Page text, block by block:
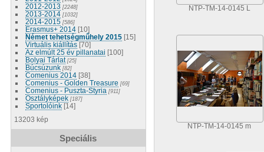
2012-2013 [2248]
2013-2014 [1032]
2014-2015 [586]
Erasmus+ 2014 [10]
Német tehetségműhely 2015 [15]
Virtuális kiállítás [70]
Az elmúlt 25 év pillanatai [100]
Bolyai Tárlat [25]
Búcsúzunk [82]
Comenius 2014 [38]
Comenius - Golden Treasure [69]
Comenius - Puszta-Styria [911]
Osztályképek [187]
Sportolóink [14]
13203 kép
Speciális
NTP-TM-14-0145 L
NTP-TM-14-0145 m